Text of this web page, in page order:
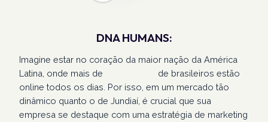
DNA HUMANS:
Imagine estar no coração da maior nação da América
Latina, onde mais de
de brasileiros estão
online todos os dias. Por isso, em um mercado tão
dinâmico quanto o de Jundiaí, é crucial que sua
empresa se destaque com uma estratégia de marketing